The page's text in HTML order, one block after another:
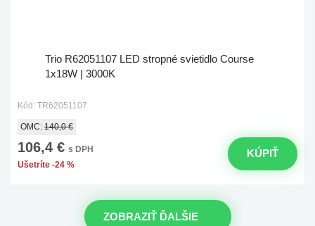
Trio R62051107 LED stropné svietidlo Course
1x18W | 3000K
Kód: TR62051107
OMC: 140,0 €
106,4 € s DPH
Ušetríte -24 %
KÚPIŤ
ZOBRAZIŤ ĎALŠIE